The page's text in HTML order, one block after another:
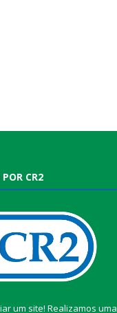
CR2
um site! Realizamos uma